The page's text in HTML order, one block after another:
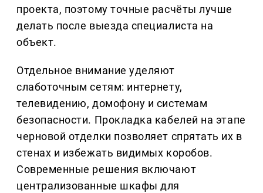
проекта, поэтому точные расчёты лучше
делать после выезда специалиста на
объект.
Отдельное внимание уделяют
слаботочным сетям: интернету,
телевидению, домофону и системам
безопасности. Прокладка кабелей на этапе
черновой отделки позволяет спрятать их в
стенах и избежать видимых коробов.
Современные решения включают
централизованные шкафы для